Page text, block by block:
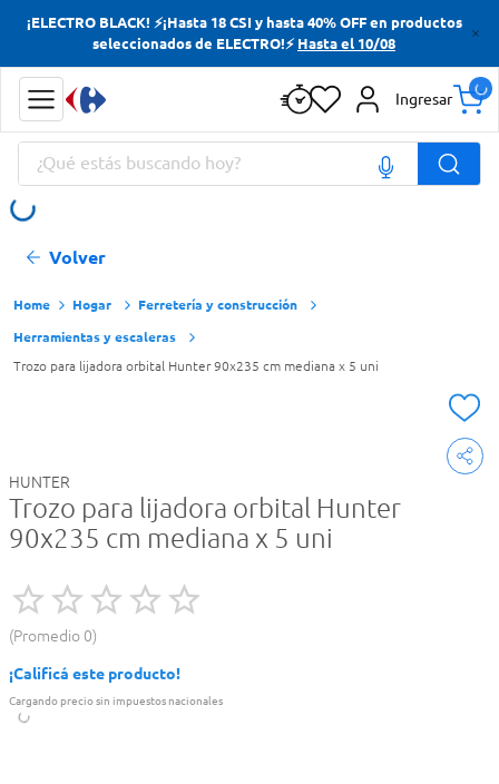
¡ELECTRO BLACK! ⚡¡Hasta 18 CSI y hasta 40% OFF en productos
seleccionados de ELECTRO!⚡ Hasta el 10/08
Ingresar
¿Qué estás buscando hoy?
Volver
Hogar
Ferretería y construcción
Herramientas y escaleras
Trozo para lijadora orbital Hunter 90x235 cm mediana x 5 uni
HUNTER
Trozo para lijadora orbital Hunter
90x235 cm mediana x 5 uni
Promedio 0
¡Calificá este producto!
Cargando precio sin impuestos nacionales
Términos más buscados
Yerba
Cerveza
Papas Fritas
Doves
Términos más buscados
Yerba
Cerveza
Papas Fritas